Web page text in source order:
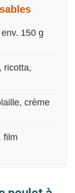
150 g
ricotta,
crème
film